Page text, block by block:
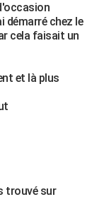
démarré chez le
cela faisait un
et là plus
trouvé sur